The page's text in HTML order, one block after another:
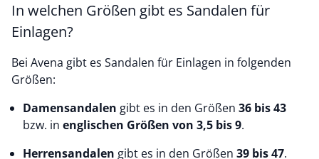
In welchen Größen gibt es Sandalen für
Einlagen?
Bei Avena gibt es Sandalen für Einlagen in folgenden
Größen:
Damensandalen gibt es in den Größen 36 bis 43
bzw. in englischen Größen von 3,5 bis 9.
Herrensandalen gibt es in den Größen 39 bis 47.